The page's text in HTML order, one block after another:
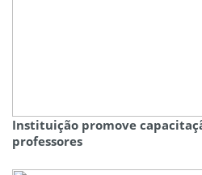
Instituição promove
professores